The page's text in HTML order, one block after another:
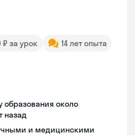
₽ за урок
14 лет опыта
образования около
назад
и медицинскими